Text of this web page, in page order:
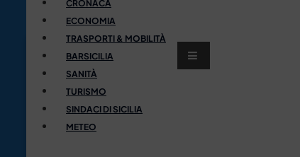
CRONACA
ECONOMIA
TRASPORTI & MOBILITÀ
BARSICILIA
SANITÀ
TURISMO
SINDACI DI SICILIA
METEO